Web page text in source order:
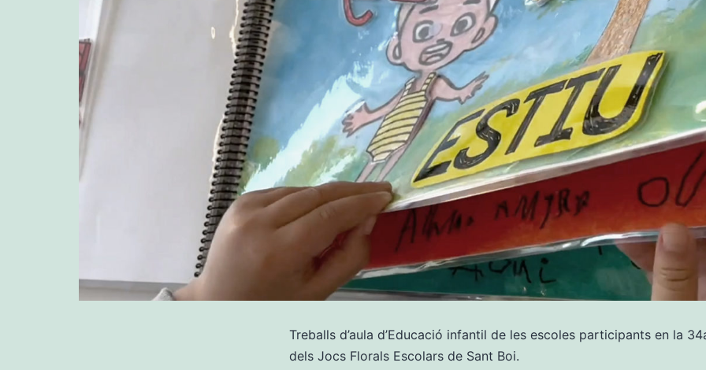
Treballs d’aula d’Educació infantil de les escoles participants en la
dels Jocs Florals Escolars de Sant Boi.